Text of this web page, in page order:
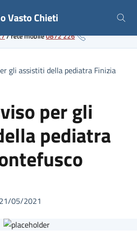
Vasto Chieti
/rete mobile0872 226
gli assistiti della pediatra Finizia
per gli
pediatra
21/05/2021